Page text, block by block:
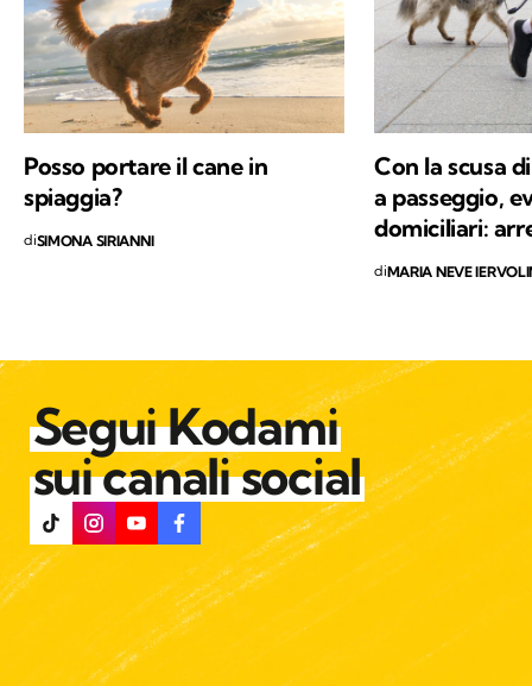
di Kodami ho ritrovato i miei valori e un
approccio consapevole ma agile ai problemi
del mondo.
Posso portare il cane in
spiaggia?
diSIMONA SIRIANNI
Con la scusa
a passeggio,
domiciliari:
diMARIA NEVE
Segui Kodami
sui canali social